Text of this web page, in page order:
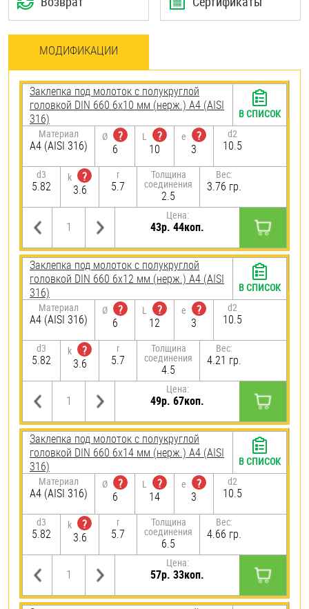
МОДИФИКАЦИИ
Заклепка под молоток с полукруглой
головкой DIN 660 6х10 мм (нерж.) A4 (AISI
316)
Материал
A4 (AISI 316)
Ø
?
6
L
?
10
e
?
3
d2
10.5
d3
5.82
k
?
3.6
r
5.7
Толщина
соединения
2.5
Вес:
3.76 гр.
Цена:
43р. 44коп.
В СПИСОК
Заклепка под молоток с полукруглой
головкой DIN 660 6х12 мм (нерж.) A4 (AISI
316)
Материал
A4 (AISI 316)
Ø
?
6
L
?
12
e
?
3
d2
10.5
d3
5.82
k
?
3.6
r
5.7
Толщина
соединения
4.5
Вес:
4.21 гр.
Цена:
49р. 67коп.
В СПИСОК
Заклепка под молоток с полукруглой
головкой DIN 660 6х14 мм (нерж.) A4 (AISI
316)
Материал
A4 (AISI 316)
Ø
?
6
L
?
14
e
?
3
d2
10.5
d3
5.82
k
?
3.6
r
5.7
Толщина
соединения
6.5
Вес:
4.66 гр.
Цена:
57р. 33коп.
В СПИСОК